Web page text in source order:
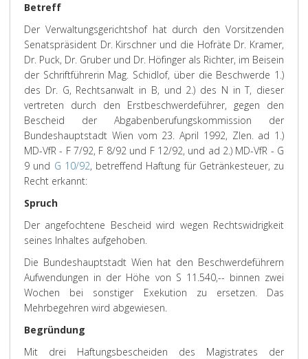
Betreff
Der Verwaltungsgerichtshof hat durch den Vorsitzenden
Senatspräsident Dr. Kirschner und die Hofräte Dr. Kramer,
Dr. Puck, Dr. Gruber und Dr. Höfinger als Richter, im Beisein
der Schriftführerin Mag. Schidlof, über die Beschwerde 1.)
des Dr. G, Rechtsanwalt in B, und 2.) des N in T, dieser
vertreten durch den Erstbeschwerdeführer, gegen den
Bescheid der Abgabenberufungskommission der
Bundeshauptstadt Wien vom 23. April 1992, Zlen. ad 1.)
MD-VfR - F 7/92, F 8/92 und F 12/92, und ad 2.) MD-VfR - G
9 und G 10/92, betreffend Haftung für Getränkesteuer, zu
Recht erkannt:
Spruch
Der angefochtene Bescheid wird wegen Rechtswidrigkeit
seines Inhaltes aufgehoben.
Die Bundeshauptstadt Wien hat den Beschwerdeführern
Aufwendungen in der Höhe von S 11.540,-- binnen zwei
Wochen bei sonstiger Exekution zu ersetzen. Das
Mehrbegehren wird abgewiesen.
Begründung
Mit drei Haftungsbescheiden des Magistrates der